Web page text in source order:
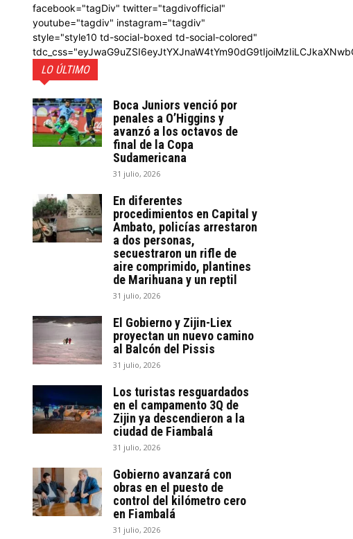
facebook="tagDiv" twitter="tagdivofficial"
youtube="tagdiv" instagram="tagdiv"
style="style10 td-social-boxed td-social-colored"
LO ÚLTIMO
Boca Juniors venció por
penales a O’Higgins y
avanzó a los octavos de
final de la Copa
Sudamericana
31 julio, 2026
En diferentes
procedimientos en Capital y
Ambato, policías arrestaron
a dos personas,
secuestraron un rifle de
aire comprimido, plantines
de Marihuana y un reptil
31 julio, 2026
El Gobierno y Zijin-Liex
proyectan un nuevo camino
al Balcón del Pissis
31 julio, 2026
Los turistas resguardados
en el campamento 3Q de
Zijin ya descendieron a la
ciudad de Fiambalá
31 julio, 2026
Gobierno avanzará con
obras en el puesto de
control del kilómetro cero
en Fiambalá
31 julio, 2026